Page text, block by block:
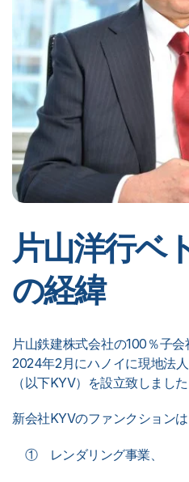
片山洋行ベ
の経緯
片山鉄建株式会社の100％子
2024年2月にハノイに現地
（以下KYV）を設立致しました
新会社KYVのファンクション
① レンダリング事業、